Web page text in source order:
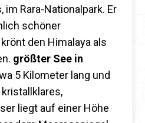
Rara-Nationalpark. Er
schöner
den Himalaya als
größter See in
5 Kilometer lang und
liegt auf einer Höhe